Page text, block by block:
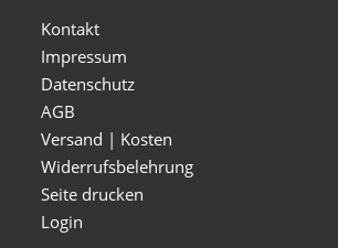
Kontakt
Impressum
Datenschutz
AGB
Versand | Kosten
Widerrufsbelehrung
Seite drucken
Login